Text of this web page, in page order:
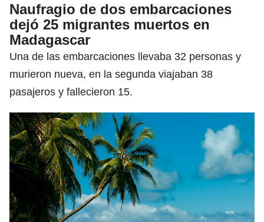
Naufragio de dos embarcaciones
dejó 25 migrantes muertos en
Madagascar
Una de las embarcaciones llevaba 32 personas y
murieron nueva, en la segunda viajaban 38
pasajeros y fallecieron 15.